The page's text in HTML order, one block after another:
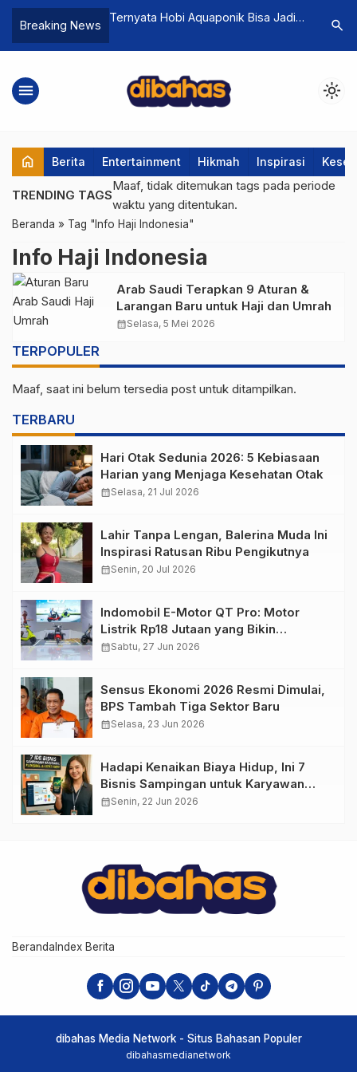
Breaking News
untuk Karyawan
Ternyata Hobi Aquaponik Bisa Jadi
Biografi
search
menu light_mode
home Berita Entertainment Hikmah Inspirasi
TRENDING TAGS
Maaf, tidak ditemukan tags pada periode
waktu yang ditentukan.
Beranda » Tag "Info Haji Indonesia"
Info Haji Indonesia
Arab Saudi Terapkan 9 Aturan &
Larangan Baru untuk Haji dan Umrah
calendar_monthSelasa, 5 Mei 2026
TERPOPULER
Maaf, saat ini belum tersedia post untuk ditampilkan.
TERBARU
Hari Otak Sedunia 2026: 5 Kebiasaan
Harian yang Menjaga Kesehatan Otak
calendar_monthSelasa, 21 Jul 2026
Lahir Tanpa Lengan, Balerina Muda Ini
Inspirasi Ratusan Ribu Pengikutnya
calendar_monthSenin, 20 Jul 2026
Indomobil E-Motor QT Pro: Motor
Listrik Rp18 Jutaan yang Bikin
Penasaran
calendar_monthSabtu, 27 Jun 2026
Sensus Ekonomi 2026 Resmi Dimulai,
BPS Tambah Tiga Sektor Baru
calendar_monthSelasa, 23 Jun 2026
Hadapi Kenaikan Biaya Hidup, Ini 7
Bisnis Sampingan untuk Karyawan
yang Waktunya Sempit
calendar_monthSenin, 22 Jun 2026
Beranda Index Berita
dibahas Media Network - Situs Bahasan Populer
dibahasmedianetwork